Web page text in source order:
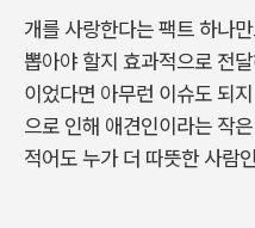
개를 사랑한다는 팩트 하나
뽑아야 할지 효과적으로 전
이었다면 아무런 이슈도 되
으로 인해 애견인이라는 작
적어도 누가 더 따뜻한 사람